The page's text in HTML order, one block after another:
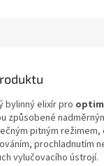
bylinný elixír pro
způsobené
pitným
prochladnutím
vylučovacího ústrojí.